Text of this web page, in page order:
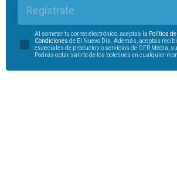
Regístrate
Al someter tu correo electrónico, aceptas la Política
Condiciones de El Nuevo Día. Además, aceptas
especiales de productos o servicios de GFR Media,
Podrás optar salirte de los boletines en cualquier